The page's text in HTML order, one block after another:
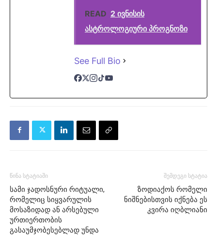
READ 2 ივნისის
ასტროლოგიური პროგნოზი
See Full Bio
წინა სტატიაში
სამი ჯადოსნური რიტუალი,
რომელიც სიყვარულის
მოსაზიდად ან არსებული
ურთიერთობის
გასაუმჯობესებლად უნდა
შემდეგი სტატია
ზოდიაქოს რომელი
ნიშნებისთვის იქნება ეს
კვირა იღბლიანი